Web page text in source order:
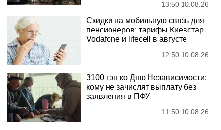
13:50 10.08.26
Скидки на мобильную связь для
пенсионеров: тарифы Киевстар,
Vodafone и lifecell в августе
12:50 10.08.26
3100 грн ко Дню Независимости:
кому не зачислят выплату без
заявления в ПФУ
11:50 10.08.26